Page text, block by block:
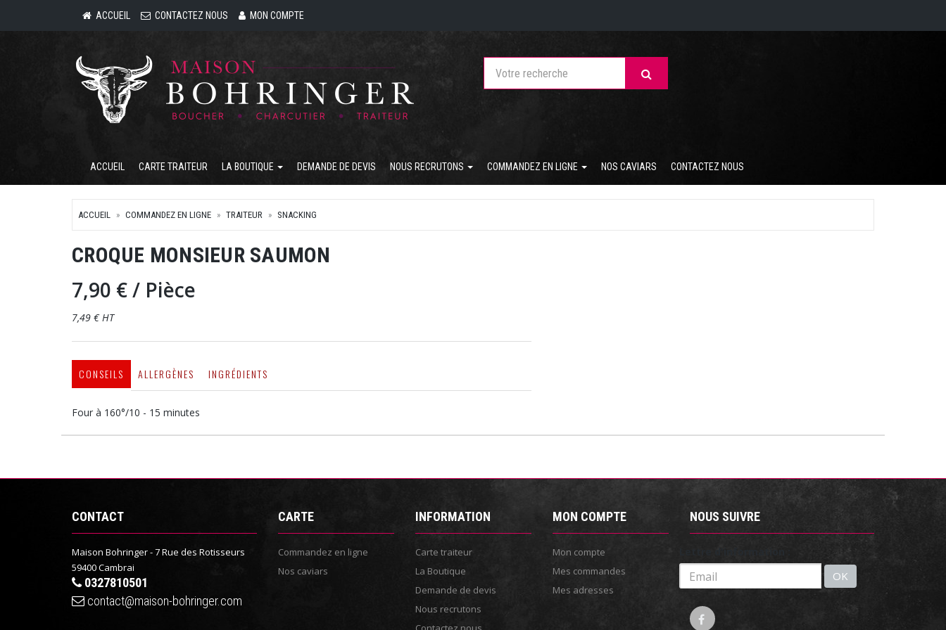
ACCUEIL CONTACTEZ NOUS MON COMPTE
ACCUEIL CARTE TRAITEUR LA BOUTIQUE DEMANDE DE DEVIS NOUS RECRUTONS COMMANDEZ EN LIGNE NOS CAVIARS CONTACTEZ NOUS
ACCUEIL COMMANDEZ EN LIGNE TRAITEUR SNACKING
CROQUE MONSIEUR SAUMON
7,90 €/ Pièce
7,49 € HT
CONSEILS ALLERGÈNES INGRÉDIENTS
Four à 160°/10 - 15 minutes
CONTACT
Maison Bohringer - 7 Rue des Rotisseurs
59400 Cambrai
0327810501
contact@maison-bohringer.com
CARTE
Commandez en ligne
Nos caviars
INFORMATION
Carte traiteur
La Boutique
Demande de devis
Nous recrutons
MON COMPTE
Mon compte
Mes commandes
Mes adresses
NOUS SUIVRE
OK